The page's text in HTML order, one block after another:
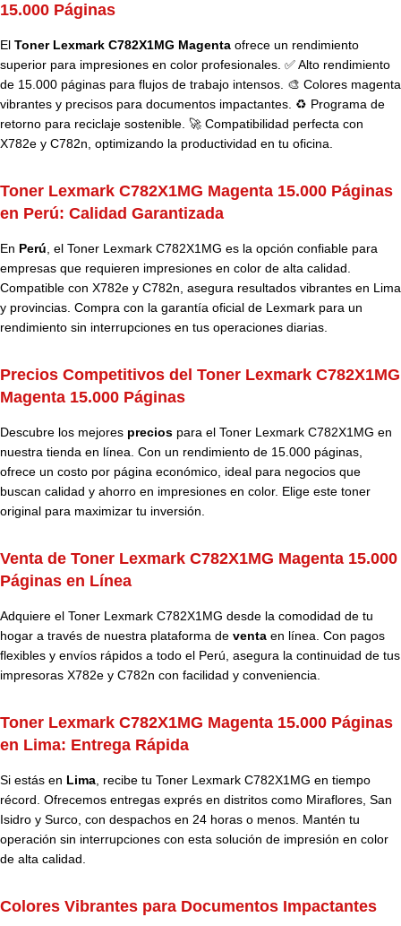
15.000 Páginas
El Toner Lexmark C782X1MG Magenta ofrece un rendimiento
superior para impresiones en color profesionales. ✅ Alto rendimiento
de 15.000 páginas para flujos de trabajo intensos. 🎨 Colores magenta
vibrantes y precisos para documentos impactantes. ♻️ Programa de
retorno para reciclaje sostenible. 🚀 Compatibilidad perfecta con
X782e y C782n, optimizando la productividad en tu oficina.
Toner Lexmark C782X1MG Magenta 15.000 Páginas
en Perú: Calidad Garantizada
En Perú , el Toner Lexmark C782X1MG es la opción confiable para
empresas que requieren impresiones en color de alta calidad.
Compatible con X782e y C782n, asegura resultados vibrantes en Lima
y provincias. Compra con la garantía oficial de Lexmark para un
rendimiento sin interrupciones en tus operaciones diarias.
Precios Competitivos del Toner Lexmark C782X1MG
Magenta 15.000 Páginas
Descubre los mejores precios para el Toner Lexmark C782X1MG en
nuestra tienda en línea. Con un rendimiento de 15.000 páginas,
ofrece un costo por página económico, ideal para negocios que
buscan calidad y ahorro en impresiones en color. Elige este toner
original para maximizar tu inversión.
Venta de Toner Lexmark C782X1MG Magenta 15.000
Páginas en Línea
Adquiere el Toner Lexmark C782X1MG desde la comodidad de tu
hogar a través de nuestra plataforma de venta en línea. Con pagos
flexibles y envíos rápidos a todo el Perú, asegura la continuidad de tus
impresoras X782e y C782n con facilidad y conveniencia.
Toner Lexmark C782X1MG Magenta 15.000 Páginas
en Lima: Entrega Rápida
Si estás en Lima , recibe tu Toner Lexmark C782X1MG en tiempo
récord. Ofrecemos entregas exprés en distritos como Miraflores, San
Isidro y Surco, con despachos en 24 horas o menos. Mantén tu
operación sin interrupciones con esta solución de impresión en color
de alta calidad.
Colores Vibrantes para Documentos Impactantes